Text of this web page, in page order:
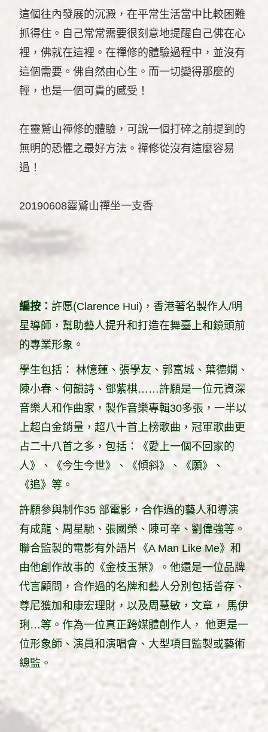
這個往內發展的沉澱，在平常生活當中比較困難
抓得住。自己常常需要很刻意地提醒自己佛在心
裡，佛就在這裡。在禪修的體驗過程中，並沒有
這個需要。佛自然由心生。而一切變得那麼的
輕，也是一個可貴的感受！
在靈鷲山禪修的體驗，可說一個打碎之前提到的
無明的恐懼之最好方法。禪修從沒有這麼容易
過！
20190608靈鷲山禪坐一支香
編按： 許愿(Clarence Hui)，香港著名製作人/明
星導師，幫助藝人提升和打造在舞臺上和鏡頭前
的專業形象。
學生包括： 林憶蓮、張學友、郭富城、葉德嫻、
陳小春、何韻詩、鄧紫棋……許願是一位元資深
音樂人和作曲家，製作音樂專輯30多張，一半以
上超白金銷量，超八十首上榜歌曲，冠軍歌曲更
占二十八首之多，包括：《愛上一個不回家的
人》、《今生今世》、《傾斜》、《願》、
《追》等。
許願參與制作35 部電影，合作過的藝人和導演
有成龍、周星馳、張國榮、陳可辛、劉偉強等。
聯合監製的電影有外語片《A Man Like Me》和
由他創作故事的《金枝玉葉》。他還是一位品牌
代言顧問，合作過的名牌和藝人分別包括善存、
尊尼獲加和康宏理財，以及周慧敏，文章， 馬伊
琍…等。作為一位真正跨媒體創作人， 他更是一
位形象師、演員和演唱會、大型項目監製或藝術
總監。